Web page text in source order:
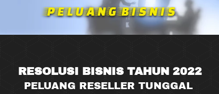
PELUANG BISNIS
RESOLUSI BISNIS TAHUN 2022
PELUANG RESELLER TUNGGAL